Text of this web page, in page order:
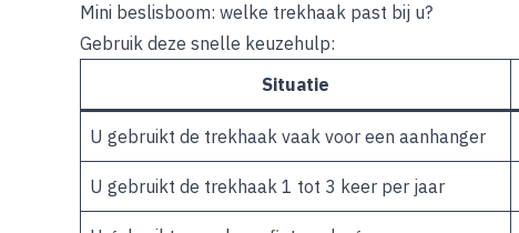
Mini beslisboom: welke trekhaak past bij u?
Gebruik deze snelle keuzehulp:
Situatie
U gebruikt de trekhaak vaak voor een aanhanger
U gebruikt de trekhaak 1 tot 3 keer per jaar